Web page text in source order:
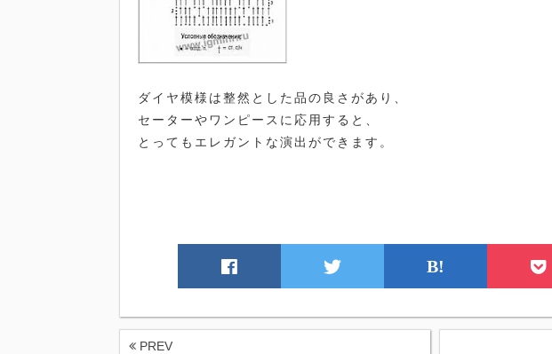
ダイヤ模様は整然とした品の良さがあり、
セーターやワンピースに応用すると、
とってもエレガントな演出ができます。
B!
PREV